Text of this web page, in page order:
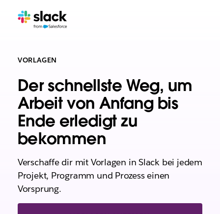
VORLAGEN
Der schnellste Weg, um
Arbeit von Anfang bis
Ende erledigt zu
bekommen
Verschaffe dir mit Vorlagen in Slack bei jedem
Projekt, Programm und Prozess einen
Vorsprung.